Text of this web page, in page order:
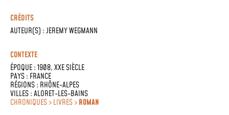
CRÉDITS
AUTEUR(S) :JEREMY WEGMANN
CONTEXTE
ÉPOQUE :1908,XXE SIÈCLE
PAYS : FRANCE
RÉGIONS : RHÔNE-ALPES
VILLES :ALORET-LES-BAINS
CHRONIQUES > LIVRES >ROMAN